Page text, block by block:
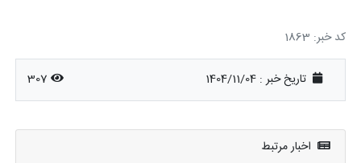
کد خبر: 1863
تاریخ خبر : 1404/11/04 307
اخبار مرتبط